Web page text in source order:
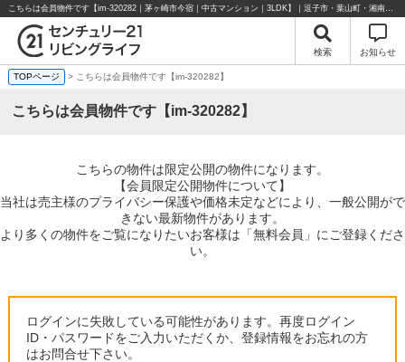
こちらは会員物件です【im-320282｜茅ヶ崎市今宿｜中古マンション｜3LDK】｜逗子市・葉山町・湘南エリアの不動産のことならセンチュリー21リビングライフにお任せください！
検索 お知らせ
TOPページ > こちらは会員物件です【im-320282】
こちらは会員物件です【im-320282】
こちらの物件は限定公開の物件になります。
【会員限定公開物件について】
当社は売主様のプライバシー保護や価格未定などにより、一般公開がで
きない最新物件があります。
より多くの物件をご覧になりたいお客様は「無料会員」にご登録くださ
い。
ログインに失敗している可能性があります。再度ログイン
ID・パスワードをご入力いただくか、登録情報をお忘れの方
はお問合せ下さい。